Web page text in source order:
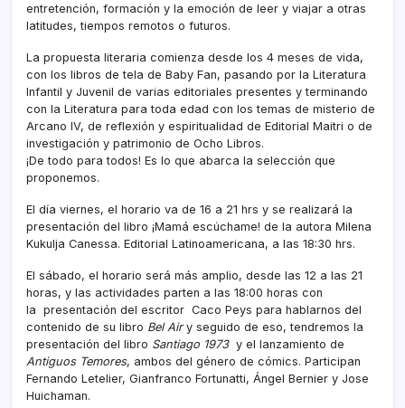
entretención, formación y la emoción de leer y viajar a otras
latitudes, tiempos remotos o futuros.
La propuesta literaria comienza desde los 4 meses de vida,
con los libros de tela de Baby Fan, pasando por la Literatura
Infantil y Juvenil de varias editoriales presentes y terminando
con la Literatura para toda edad con los temas de misterio de
Arcano IV, de reflexión y espiritualidad de Editorial Maitri o de
investigación y patrimonio de Ocho Libros.
¡De todo para todos! Es lo que abarca la selección que
proponemos.
El día viernes, el horario va de 16 a 21 hrs y se realizará la
presentación del libro ¡Mamá escúchame! de la autora Milena
Kukulja Canessa. Editorial Latinoamericana, a las 18:30 hrs.
El sábado, el horario será más amplio, desde las 12 a las 21
horas, y las actividades parten a las 18:00 horas con
la presentación del escritor Caco Peys para hablarnos del
contenido de su libro Bel Airy seguido de eso, tendremos la
presentación del libro Santiago 1973y el lanzamiento de
Antiguos Temores, ambos del género de cómics. Participan
Fernando Letelier, Gianfranco Fortunatti, Ángel Bernier y Jose
Huichaman.